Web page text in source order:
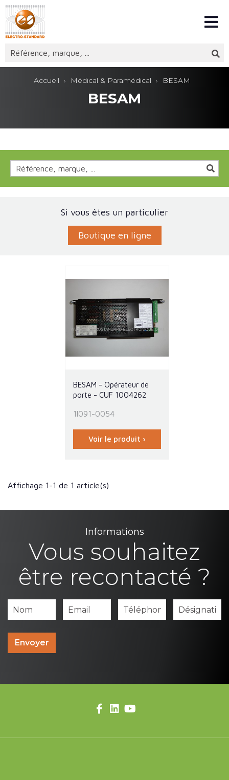
Accueil Médical & Paramédical BESAM
BESAM
Si vous êtes un particulier
Boutique en ligne
BESAM - Opérateur de
porte - CUF 1004262
1I091-0054
Voir le produit ›
Affichage 1-1 de 1 article(s)
Informations
Vous souhaitez
être recontacté ?
Envoyer